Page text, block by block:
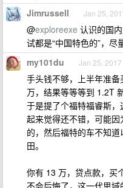
Jimrussell Jan 25,
@exploreexe 认识的国
试都是“中国特色的”，尽
my101du Jan 25, 2017
手头钱不够，上半年准
万，结果等等等到 1.2T
于是提了个福特福睿斯
起来觉得还不错，可能
的，然后福特的车不知
田。
你有 13 万，贷点款，买
不会后悔了，这一代思